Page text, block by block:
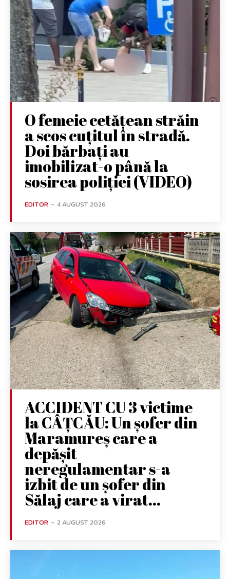
O femeie cetățean străin
a scos cuțitul în stradă.
Doi bărbați au
imobilizat-o până la
sosirea poliției (VIDEO)
EDITOR - 4 AUGUST 2026
ACCIDENT CU 3 victime
la CÂȚCĂU: Un șofer din
Maramureș care a
depășit
neregulamentar s-a
izbit de un șofer din
Sălaj care a virat...
EDITOR - 2 AUGUST 2026